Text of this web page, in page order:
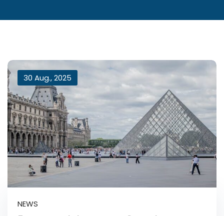
30 Aug., 2025
NEWS